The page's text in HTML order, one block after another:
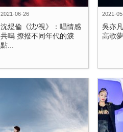
2021-06-26
沈煜倫《沈/視》：唱情感
共鳴 撩撥不同年代的淚
點...
2021-
吳亦
高歌